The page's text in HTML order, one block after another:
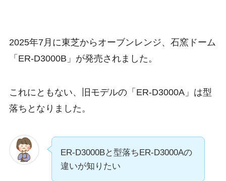
2025年7月に東芝からオーブンレンジ、石窯ドーム
「 ER-D3000B 」が発売されました。
これにともない、旧モデルの「ER-D3000A」は型
落ち となりました。
ER-D3000Bと型落ちER-D3000Aの
違いが知りたい